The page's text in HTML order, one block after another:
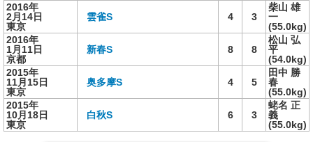
2016年
2月14日
東京
雲雀S 4 3
柴山 雄
一
(55.0kg)
2016年
1月11日
京都
新春S 8 8
松山 弘
平
(54.0kg)
2015年
11月15日
東京
奥多摩S 4 5
田中 勝
春
(55.0kg)
2015年
10月18日
東京
白秋S 6 3
蛯名 正
義
(55.0kg)